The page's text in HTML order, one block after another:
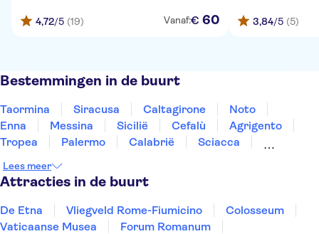
4,72/5 (19) Vanaf:€ 60 3,84/5 (5)
Bestemmingen in de buurt
Taormina Siracusa Caltagirone
Noto
Enna
Messina Sicilië Cefalù
Agrigento
Tropea
Palermo Calabrië
Sciacca
Lees meer
Attracties in de buurt
De Etna Vliegveld Rome-Fiumicino
Colosseum
Vaticaanse Musea
Forum Romanum